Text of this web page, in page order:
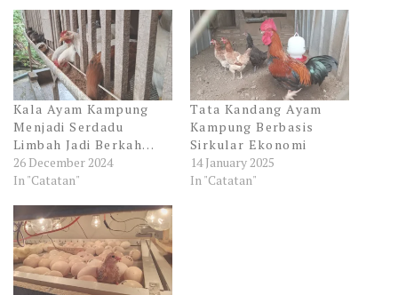
Kala Ayam Kampung
Menjadi Serdadu
Limbah Jadi Berkah…
26 December 2024
In "Catatan"
Tata Kandang Ayam
Kampung Berbasis
Sirkular Ekonomi
14 January 2025
In "Catatan"